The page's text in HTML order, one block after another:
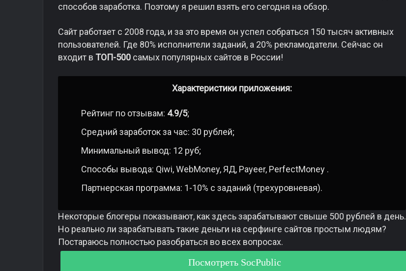
способов заработка. Поэтому я решил взять его сегодня на обзор.
Сайт работает с 2008 года, и за это время он успел собраться 150 тысяч активных
пользователей. Где 80% исполнители заданий, а 20% рекламодатели. Сейчас он
входит в ТОП-500 самых популярных сайтов в России!
Характеристики приложения:
Рейтинг по отзывам: 4.9/5;
Средний заработок за час: 30 рублей;
Минимальный вывод: 12 руб;
Способы вывода: Qiwi, WebMoney, ЯД, Payeer, PerfectMoney .
Партнерская программа: 1-10% с заданий (трехуровневая).
Некоторые блогеры показывают, как здесь зарабатывают свыше 500 рублей в день.
Но реально ли зарабатывать такие деньги на серфинге сайтов простым людям?
Постараюсь полностью разобраться во всех вопросах.
Посмотреть SocPublic